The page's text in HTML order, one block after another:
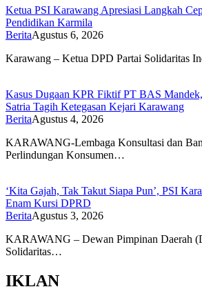
Ketua PSI Karawang Apresiasi Langkah
Pendidikan Karmila
BeritaAgustus 6, 2026
Karawang – Ketua DPD Partai Solidaritas
Kasus Dugaan KPR Fiktif PT BAS
Satria Tagih Ketegasan Kejari Karawang
BeritaAgustus 4, 2026
KARAWANG-Lembaga Konsultasi dan
Perlindungan Konsumen…
‘Kita Gajah, Tak Takut Siapa Pun’, PSI
Enam Kursi DPRD
BeritaAgustus 3, 2026
KARAWANG – Dewan Pimpinan Daerah
Solidaritas…
IKLAN